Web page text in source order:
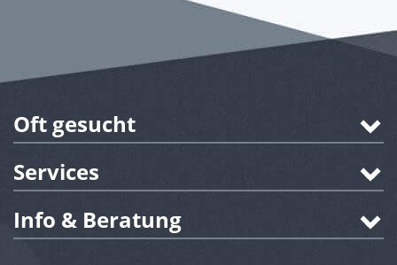
Oft gesucht
Services
Info & Beratung